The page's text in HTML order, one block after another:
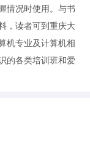
情况时使用。与书
，读者可到重庆大
机专业及计算机相
的各类培训班和爱